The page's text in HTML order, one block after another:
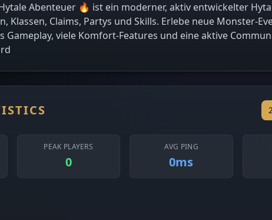
Abenteuer 🔥 ist ein moderner, aktiv entwickelter
Klassen, Claims, Partys und Skills. Erlebe neue Monster-
Gameplay, viele Komfort-Features und eine aktive
PEAK PLAYERS
0
AVG PING
0ms